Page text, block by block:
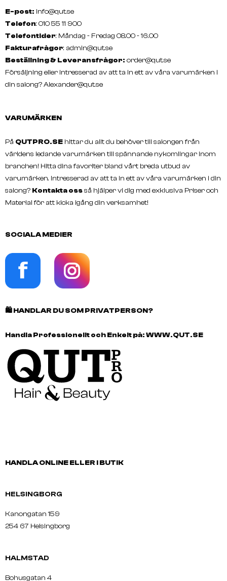
COLOR TOUCH Pure Naturals
60ml
COLOR TOUCH Relights
E-post: info@qut.se
Telefon: 010 55 11 900
Telefontider: Måndag - Fredag 08.00 - 16.00
Fakturafrågor: admin@qut.se
Beställning & Leveransfrågor: order@qut.se
Försäljning eller intresserad av att ta in ett av våra varumärken i
din salong?Alexander@qut.se
VARUMÄRKEN
På QUTPRO.SE hittar du allt du behöver till salongen från
världens ledande varumärken till spännande nykomlingar inom
branchen! Hitta dina favoriter bland vårt breda utbud av
varumärken. Intresserad av att ta in ett av våra varumärken i din
salong? Kontakta ossså hjälper vi dig med exklusiva Priser och
Material för att kicka igång din verksamhet!
SOCIALA MEDIER
🛍️HANDLAR DU SOM PRIVATPERSON?
Handla Professionellt och Enkelt på:WWW.QUT.SE
HANDLA ONLINE ELLER I BUTIK
HELSINGBORG
Kanongatan 159
254 67 Helsingborg
HALMSTAD
Bohusgatan 4